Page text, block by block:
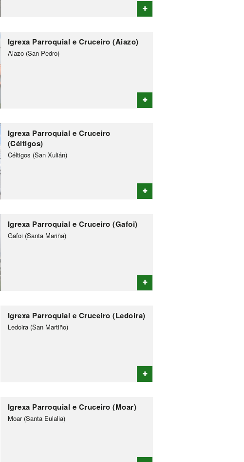
Igrexa Parroquial e Cruceiro (Aiazo)
Aiazo (San Pedro)
Igrexa Parroquial e Cruceiro
(Céltigos)
Céltigos (San Xulián)
Igrexa Parroquial e Cruceiro (Gafoi)
Gafoi (Santa Mariña)
Igrexa Parroquial e Cruceiro (Ledoira)
Ledoira (San Martiño)
Igrexa Parroquial e Cruceiro (Moar)
Moar (Santa Eulalia)